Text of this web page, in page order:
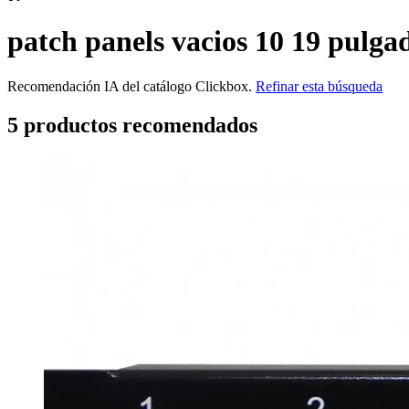
patch panels vacios 10 19
Recomendación IA del catálogo Clickbox. Refinar esta búsqueda
5 productos recomendados